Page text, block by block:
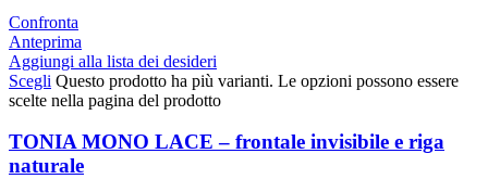
Confronta
Anteprima
Aggiungi alla lista dei desideri
Scegli Questo prodotto ha più varianti. Le opzioni possono essere
scelte nella pagina del prodotto
TONIA MONO LACE – frontale invisibile e riga
naturale